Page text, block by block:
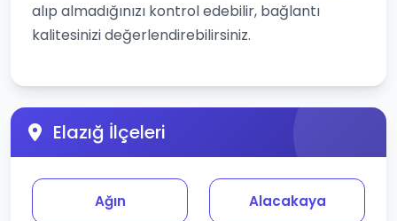
alıp almadığınızı kontrol edebilir, bağlantı
kalitesinizi değerlendirebilirsiniz.
Elazığ İlçeleri
Ağın Alacakaya